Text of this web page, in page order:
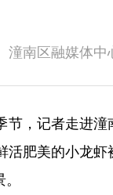
潼南区融媒体中
节，记者走进
活肥美的小龙